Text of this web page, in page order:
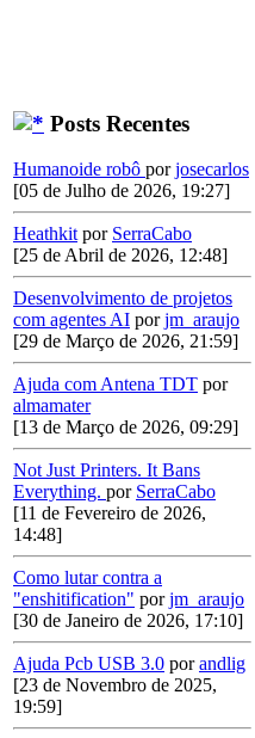
Posts Recentes
Humanoide robô porjosecarlos
[05 de Julho de 2026, 19:27]
Heathkit por SerraCabo
[25 de Abril de 2026, 12:48]
Desenvolvimento de projetos
com agentes AI porjm_araujo
[29 de Março de 2026, 21:59]
Ajuda com Antena TDT por
almamater
[13 de Março de 2026, 09:29]
Not Just Printers. It Bans
Everything. por SerraCabo
[11 de Fevereiro de 2026,
14:48]
Como lutar contra a
"enshitification" porjm_araujo
[30 de Janeiro de 2026, 17:10]
Ajuda Pcb USB 3.0 porandlig
[23 de Novembro de 2025,
19:59]